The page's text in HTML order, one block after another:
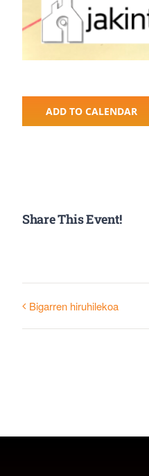
ADD TO CALENDAR
Share This Event!
Bigarren hiruhilekoa